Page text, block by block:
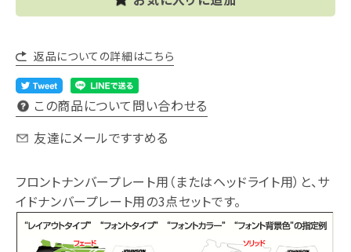
返品についての詳細はこちら
この商品について問い合わせる
友達にメールですすめる
フロントナンバープレート用（またはヘッドライト用）と、サ
イドナンバープレート用の3点セットです。